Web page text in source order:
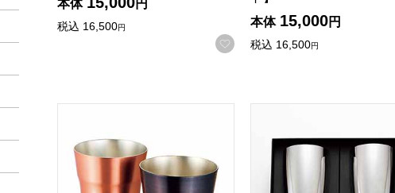
本体
円
税込 16,500円
お気に入りに登録する
本体 15,000円
税込 16,500円
磨き屋シンジケートビ